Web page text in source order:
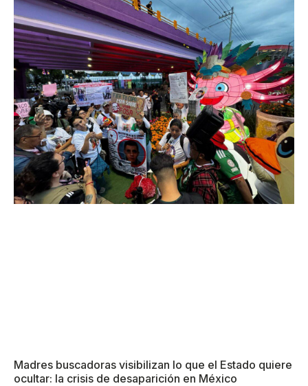
Madres buscadoras visibilizan lo que el Estado quiere
ocultar: la crisis de desaparición en México